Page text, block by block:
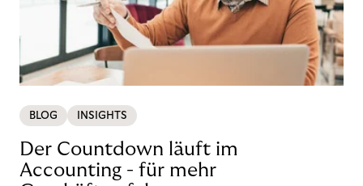
BLOG INSIGHTS
Der Countdown läuft im
Accounting - für mehr